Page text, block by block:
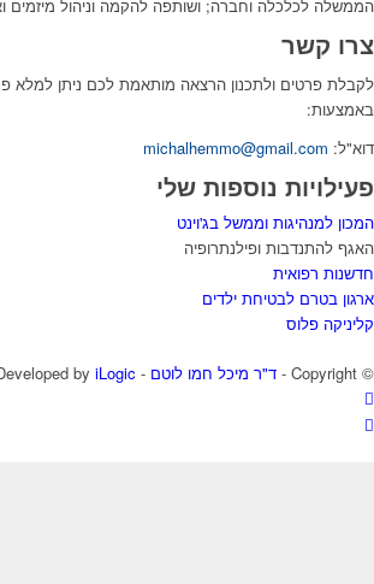
הממשלה לכלכלה וחברה; ושותפה להקמה וניהול מיזמים
צרו קשר
לקבלת פרטים ולתכנון הרצאה מותאמת לכם ניתן למלא
באמצעות:
דוא"ל: michalhemmo@gmail.com
פעילויות נוספות שלי
המכון למנהיגות וממשל בג'וינט
האגף להתנדבות ופילנתרופיה
חדשנות רפואית
ארגון בטרם לבטיחת ילדים
קליניקה פלוס
© ‫Copyright - ד"ר מיכל חמו לוטם - Developed by
iLogic